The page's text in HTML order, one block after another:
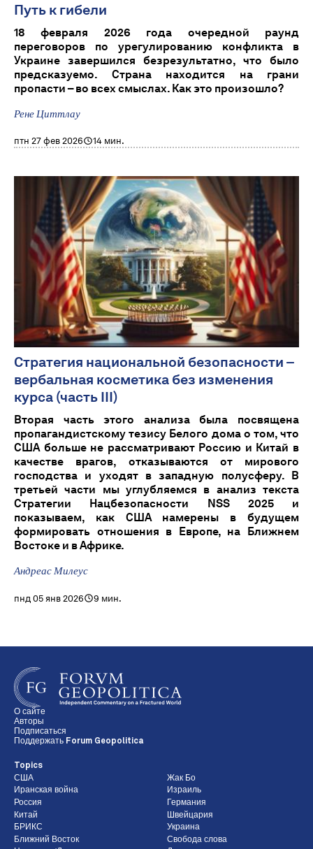
Путь к гибели
18 февраля 2026 года очередной раунд
переговоров по урегулированию конфликта в
Украине завершился безрезультатно, что было
предсказуемо. Страна находится на грани
пропасти – во всех смыслах. Как это произошло?
Рене Циттлау
птн 27 фев 2026 14 мин.
Стратегия национальной безопасности –
вербальная косметика без изменения
курса (часть III)
Вторая часть этого анализа была посвящена
пропагандистскому тезису Белого дома о том, что
США больше не рассматривают Россию и Китай в
качестве врагов, отказываются от мирового
господства и уходят в западную полусферу. В
третьей части мы углубляемся в анализ текста
Стратегии Нацбезопасности NSS 2025 и
показываем, как США намерены в будущем
формировать отношения в Европе, на Ближнем
Востоке и в Африке.
Андреас Милеус
пнд 05 янв 2026 9 мин.
О сайте
Авторы
Подписаться
Поддержать Forum Geopolitica
Topics
США
Жак Бо
Иранская война
Израиль
Россия
Германия
Китай
Швейцария
БРИКС
Украина
Ближний Восток
Свобода слова